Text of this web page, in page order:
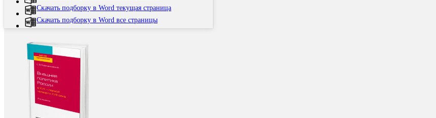
Скачать подборку в Word текущая страница
Скачать подборку в Word все страницы